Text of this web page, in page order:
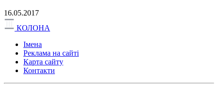
16.05.2017
КОЛОНА
Імена
Реклама на сайті
Карта сайту
Контакти